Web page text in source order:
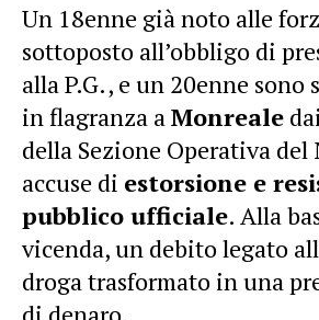
Un 18enne già noto alle
sottoposto all’obbligo di
alla P.G., e un 20enne
in flagranza aMonreale
della Sezione Operativa del
accuse di estorsione e
pubblico ufficiale. Alla
vicenda, un debito legato
droga trasformato in una